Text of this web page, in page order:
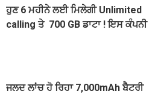
ਹੁਣ 6 ਮਹੀਨੇ ਲਈ ਮਿਲੇਗੀ Unlimited
calling ਤੇ 700 GB ਡਾਟਾ ! ਇਸ ਕੰਪਨੀ
ਜਲਦ ਲਾਂਚ ਹੋ ਰਿਹਾ 7,000mAh ਬੈਟਰੀ